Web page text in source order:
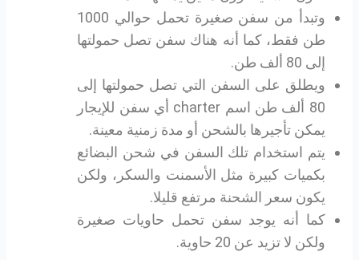
وتبدأ من سفن صغيرة تحمل حوالي 1000
طن فقط، كما أنه هناك سفن تصل حمولتها
إلى 80 ألف طن.
ويطلق على السفن التي تصل حمولتها إلى
80 ألف طن اسم charter أي سفن للإيجار
يمكن تأجيرها بالشحن أو مدة زمنية معينة.
يتم استخدام تلك السفن في شحن البضائع
بكميات كبيرة مثل الأسمنت والسكر، ولكن
يكون سعر الشحنة مرتفع قليلا.
كما أنه يوجد سفن تحمل حاويات صغيرة
ولكن لا تزيد عن 20 حاوية.